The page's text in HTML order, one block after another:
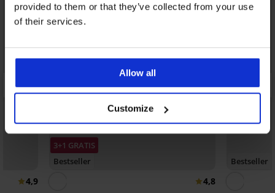
provided to them or that they’ve collected from your use
of their services.
Allow all
Customize
4,9
3+1 GRATIS
Bestseller
4,8
Bestseller